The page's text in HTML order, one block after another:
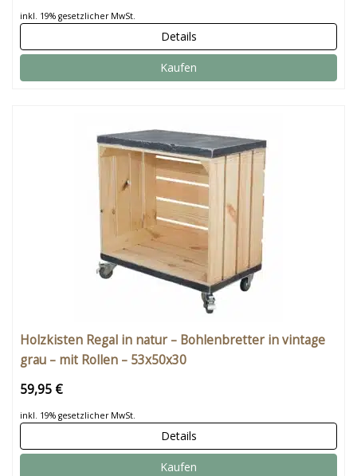
inkl. 19% gesetzlicher MwSt.
Details
Kaufen
Holzkisten Regal in natur – Bohlenbretter in vintage
grau – mit Rollen – 53x50x30
59,95 €
inkl. 19% gesetzlicher MwSt.
Details
Kaufen